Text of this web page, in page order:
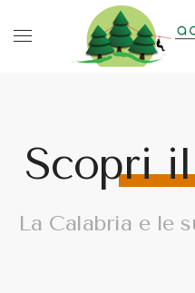
Scopri
La Calabria e le